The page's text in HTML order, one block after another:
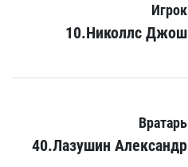
Игрок
10.Николлс Джош
Вратарь
40.Лазушин Александр